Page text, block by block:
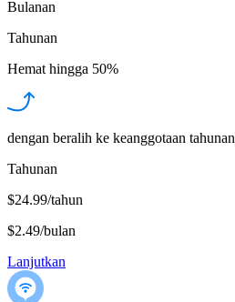
Bulanan
Tahunan
Hemat hingga 50%
dengan beralih ke keanggotaan tahunan
Tahunan
$24.99/tahun
$2.49/bulan
Lanjutkan